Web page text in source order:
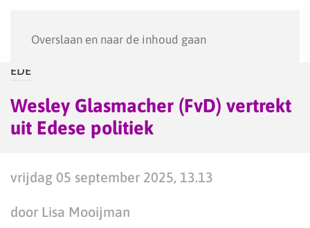
Overslaan en naar de inhoud gaan
EDE
Wesley Glasmacher (FvD) vertrekt
uit Edese politiek
vrijdag 05 september 2025, 13.13
door Lisa Mooijman